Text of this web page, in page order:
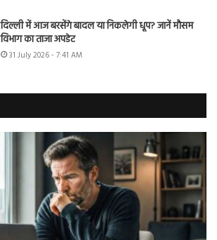
दिल्ली में आज बरसेंगे बादल या निकलेगी धूप? जानें मौसम
विभाग का ताजा अपडेट
31 July 2026 - 7:41 AM